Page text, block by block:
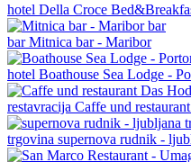
hotel Della Croce
barMitnica bar - Maribor
hotel Boathouse Sea Lodge -
restavracija Caffe und
trgovina supernova rudnik -